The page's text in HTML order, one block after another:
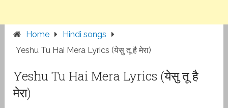
Home
Hindi songs
Yeshu Tu Hai Mera Lyrics (येसु तू है मेरा)
Yeshu Tu Hai Mera Lyrics (येसु तू है
मेरा)